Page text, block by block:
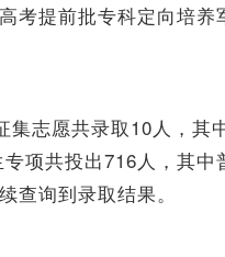
考提前批专科定向培
集志愿共录取10人，其
项共投出716人，其
查询到录取结果。